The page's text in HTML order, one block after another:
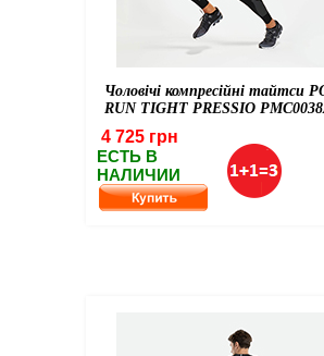
Чоловічі компресійні тайтси
RUN TIGHT PRESSIO
4 725 грн
ЕСТЬ В
НАЛИЧИИ